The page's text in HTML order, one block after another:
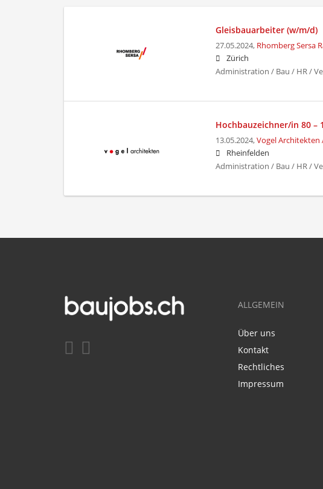
Gleisbauarbeiter (w/m/d)
27.05.2024, Rhomberg Sersa
Zürich
Administration / Bau / HR /
Hochbauzeichner/in 80 –
13.05.2024,Vogel Architekten
Rheinfelden
Administration / Bau / HR /
ALLGEMEIN
Über uns
Kontakt
Rechtliches
Impressum